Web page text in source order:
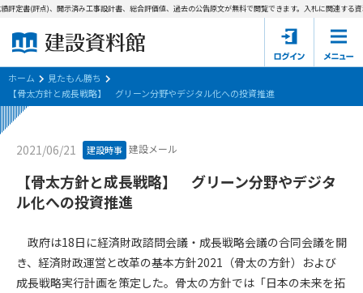
建設資料館とは
東京都の入札資料
国土交通省の入札資料
見たもん勝ち
会員登録について
サポーター会員一覧
書(評点)、開示済み工事設計書、総合評価値、過去の公告原文が無料で閲覧できます。入札に関連する資
ホーム
見たもん勝ち
【骨太方針と成長戦略】 グリーン分野やデジタル化への投資推進
2021/06/21 建設時事 建設メール
【骨太方針と成長戦略】 グリーン分野やデジタ
ル化への投資推進
政府は18日に経済財政諮問会議・成長戦略会議の合同会議を開
き、経済財政運営と改革の基本方針2021（骨太の方針）および
成長戦略実行計画を策定した。骨太の方針では「日本の未来を拓
第1条（規約の目的）
1. 本規約は、建設資料館が提供するサポーター会あ本員、無料
会員サービスの利用条件等について定めるものです。
2. 管理者が建設資料館WEB上で随時掲載するルールは本規約の
一部を構成するものとします。